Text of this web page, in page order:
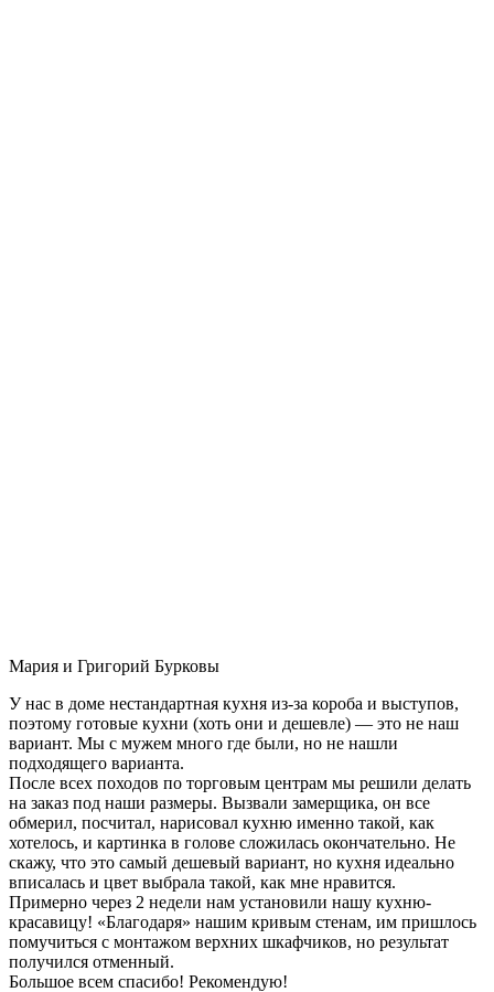
Мария и Григорий Бурковы
У нас в доме нестандартная кухня из-за короба и выступов,
поэтому готовые кухни (хоть они и дешевле) — это не наш
вариант. Мы с мужем много где были, но не нашли
подходящего варианта.
После всех походов по торговым центрам мы решили делать
на заказ под наши размеры. Вызвали замерщика, он все
обмерил, посчитал, нарисовал кухню именно такой, как
хотелось, и картинка в голове сложилась окончательно. Не
скажу, что это самый дешевый вариант, но кухня идеально
вписалась и цвет выбрала такой, как мне нравится.
Примерно через 2 недели нам установили нашу кухню-
красавицу! «Благодаря» нашим кривым стенам, им пришлось
помучиться с монтажом верхних шкафчиков, но результат
получился отменный.
Большое всем спасибо! Рекомендую!